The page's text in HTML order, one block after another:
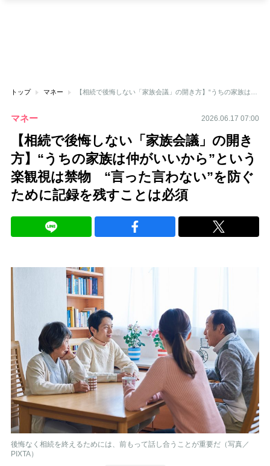
トップ マネー
マネー 2026.06.17 07:00
【相続で後悔しない「家族会議」の開き
方】“うちの家族は仲がいいから”という
楽観視は禁物 “言った言わない”を防ぐ
ために記録を残すことは必須
後悔なく相続を終えるためには、前もって話し合うことが重要だ（写真／
PIXTA）